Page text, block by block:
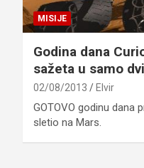
MISIJE
Godina dana
sažeta u samo
02/08/2013 Elvir
GOTOVO godinu dana
sletio na Mars.